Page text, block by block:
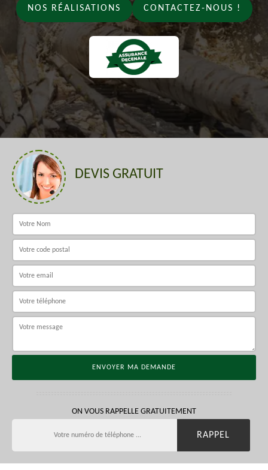
NOS RÉALISATIONS CONTACTEZ-NOUS !
DEVIS GRATUIT
ON VOUS RAPPELLE GRATUITEMENT